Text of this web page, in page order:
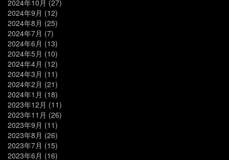
2024年10月 (27)
2024年9月 (12)
2024年8月 (25)
2024年7月 (7)
2024年6月 (13)
2024年5月 (10)
2024年4月 (12)
2024年3月 (11)
2024年2月 (21)
2024年1月 (18)
2023年12月 (11)
2023年11月 (26)
2023年9月 (11)
2023年8月 (26)
2023年7月 (15)
2023年6月 (16)